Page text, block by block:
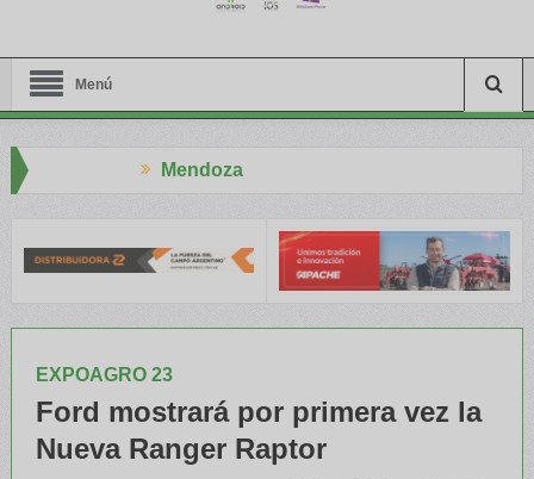
Menú
EXPOAGRO 23
Ford mostrará por primera vez la
Nueva Ranger Raptor